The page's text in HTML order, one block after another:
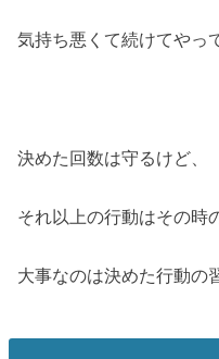
気持ち悪くて続けてやっ
決めた回数は守るけど、
それ以上の行動はその時
大事なのは決めた行動の